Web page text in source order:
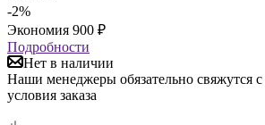
-2%
Экономия 900 ₽
Подробности
Нет в наличии
Наши менеджеры обязательно свяжутся
условия заказа